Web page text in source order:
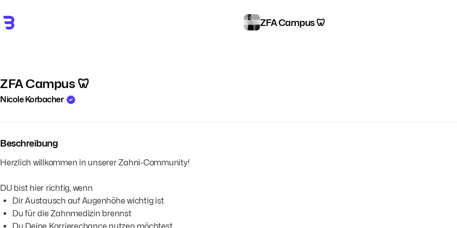
ZFA Campus 🦷
ZFA Campus 🦷
Nicole Korbacher
Beschreibung
Herzlich willkommen in unserer Zahni-Community!
DU bist hier richtig, wenn
Dir Austausch auf Augenhöhe wichtig ist
Du für die Zahnmedizin brennst